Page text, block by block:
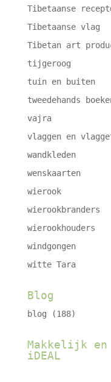
Tibetaanse
Tibetaanse vlag
Tibetan art
tijgeroog
tuin en buiten
tweedehands
vajra
vlaggen en
wandkleden
wenskaarten
wierook
wierookbranders
wierookhouders
windgongen
witte Tara
Blog
blog (188)
Makkelijk
iDEAL